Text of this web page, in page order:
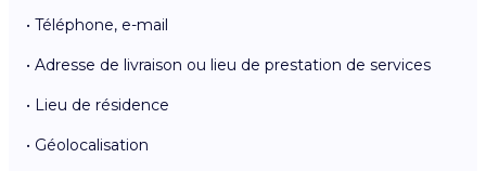
• Téléphone, e-mail
• Adresse de livraison ou lieu de prestation de services
• Lieu de résidence
• Géolocalisation